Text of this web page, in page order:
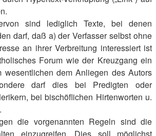
sind lediglich Texte, bei denen
darf, daß a) der Verfasser selbst ohne
an ihrer Verbreitung interessiert ist
Forum wie der Kreuzgang ein
wesentlichen dem Anliegen des Autors
darf dies bei Predigten oder
bei bischöflichen Hirtenworten u.
die vorgenannten Regeln sind die